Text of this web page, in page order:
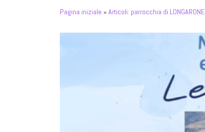
Pagina iniziale » Articoli: parrocchia di LONGARONE